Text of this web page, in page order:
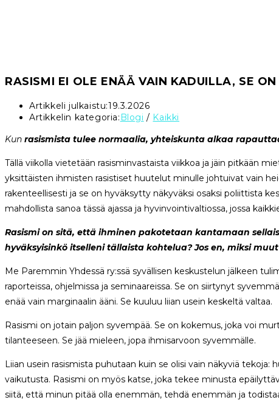
RASISMI EI OLE ENÄÄ VAIN KADUILLA, SE
Artikkeli julkaistu:19.3.2026
Artikkelin kategoria: Blogi / Kaikki
Kun rasismista tulee normaalia, yhteiskunta alkaa
Tällä viikolla vietetään rasisminvastaista viikkoa ja jäin pitkään
yksittäisten ihmisten rasistiset huutelut minulle johtuivat vain
rakenteellisesti ja se on hyväksytty näkyväksi osaksi poliittista
mahdollista sanoa tässä ajassa ja hyvinvointivaltiossa, jossa
Rasismi on sitä, että ihminen pakotetaan kantamaan
hyväksyisinkö itselleni tällaista kohtelua? Jos en, miksi
Me Paremmin Yhdessä ry:ssä syvällisen keskustelun jälkeen
raporteissa, ohjelmissa ja seminaareissa. Se on siirtynyt
enää vain marginaalin ääni. Se kuuluu liian usein keskeltä valtaa.
Rasismi on jotain paljon syvempää. Se on kokemus, joka voi
tilanteeseen. Se jää mieleen, jopa ihmisarvoon syvemmälle.
Liian usein rasismista puhutaan kuin se olisi vain näkyviä
vaikutusta. Rasismi on myös katse, joka tekee minusta
siitä, että minun pitää olla enemmän, tehdä enemmän ja